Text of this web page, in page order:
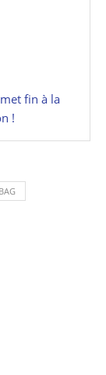
fin à la
!